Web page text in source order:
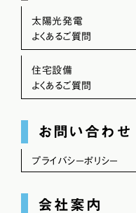
太陽光発電
よくあるご質問
住宅設備
よくあるご質問
お問い合わせ
プライバシーポリシー
会社案内